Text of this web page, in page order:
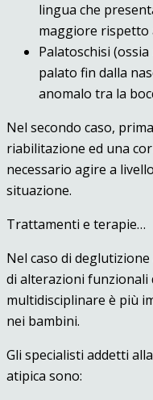
lingua che
maggiore rispetto
Palatoschisi
palato fin dalla
anomalo tra la
Nel secondo caso,
riabilitazione ed una
necessario agire a
situazione.
Trattamenti e terapie…
Nel caso di
di alterazioni funzionali
multidisciplinare è più
nei bambini.
Gli specialisti addetti
atipica sono: